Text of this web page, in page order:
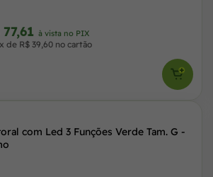
à vista no PIX
de R$ 39,60 no cartão
com Led 3 Funções Verde Tam. G -